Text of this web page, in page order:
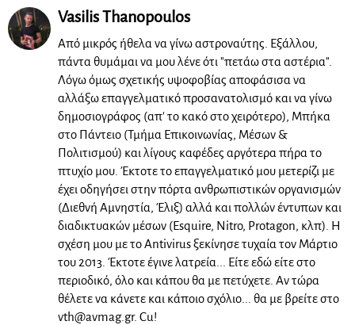
Vasilis Thanopoulos
Από μικρός ήθελα να γίνω αστροναύτης. Εξάλλου,
πάντα θυμάμαι να μου λένε ότι "πετάω στα αστέρια".
Λόγω όμως σχετικής υψοφοβίας αποφάσισα να
αλλάξω επαγγελματικό προσανατολισμό και να γίνω
δημοσιογράφος (απ' το κακό στο χειρότερο), Μπήκα
στο Πάντειο (Τμήμα Επικοινωνίας, Μέσων &
Πολιτισμού) και λίγους καφέδες αργότερα πήρα το
πτυχίο μου. Έκτοτε το επαγγελματικό μου μετερίζι με
έχει οδηγήσει στην πόρτα ανθρωπιστικών οργανισμών
(Διεθνή Αμνηστία, Έλιξ) αλλά και πολλών έντυπων και
διαδικτυακών μέσων (Esquire, Nitro, Protagon, κλπ). Η
σχέση μου με το Antivirus ξεκίνησε τυχαία τον Μάρτιο
του 2013. Έκτοτε έγινε λατρεία... Είτε εδώ είτε στο
περιοδικό, όλο και κάπου θα με πετύχετε. Αν τώρα
θέλετε να κάνετε και κάποιο σχόλιο... θα με βρείτε στο
vth@avmag.gr. Cu!